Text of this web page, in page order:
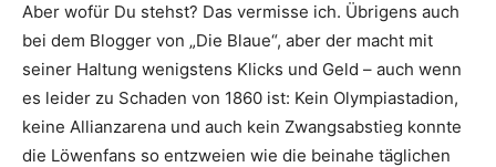
Aber wofür Du stehst? Das vermisse ich. Übrigens auch
bei dem Blogger von „Die Blaue“, aber der macht mit
seiner Haltung wenigstens Klicks und Geld – auch wenn
es leider zu Schaden von 1860 ist: Kein Olympiastadion,
keine Allianzarena und auch kein Zwangsabstieg konnte
die Löwenfans so entzweien wie die beinahe täglichen